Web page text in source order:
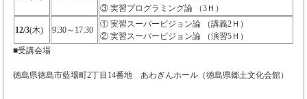
③ 実習プログラミング論 （3Ｈ）
12/3(木) 9:30～17:30
① 実習スーパービジョン論 （講義2Ｈ）
② 実習スーパービジョン論 （演習5Ｈ）
■受講会場
徳島県徳島市藍場町2丁目14番地 あわぎんホール（徳島県郷土文化会館）